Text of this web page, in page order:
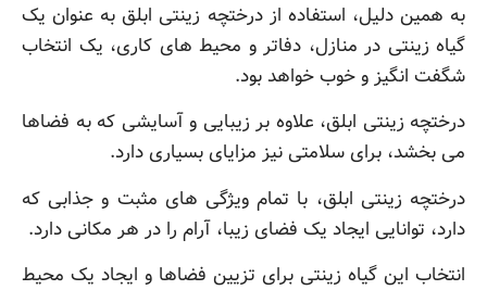
به همین دلیل، استفاده از درختچه زینتی ابلق به عنوان یک
گیاه زینتی در منازل، دفاتر و محیط های کاری، یک انتخاب
شگفت انگیز و خوب خواهد بود.
درختچه زینتی ابلق، علاوه بر زیبایی و آسایشی که به فضاها
می بخشد، برای سلامتی نیز مزایای بسیاری دارد.
درختچه زینتی ابلق، با تمام ویژگی های مثبت و جذابی که
دارد، توانایی ایجاد یک فضای زیبا، آرام را در هر مکانی دارد.
انتخاب این گیاه زینتی برای تزیین فضاها و ایجاد یک محیط